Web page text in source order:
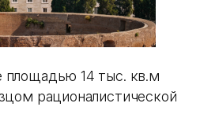
площадью 14 тыс. кв.м
рационалистической